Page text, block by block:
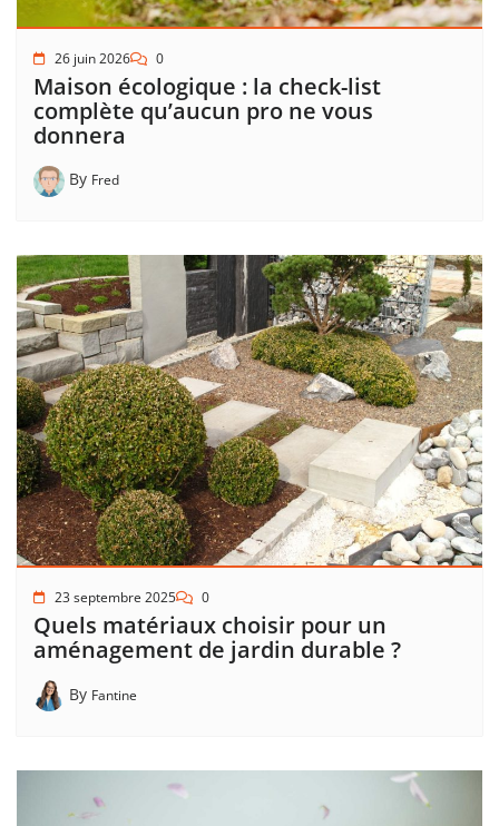
26 juin 2026 0
Maison écologique : la check-list
complète qu’aucun pro ne vous
donnera
By Fred
23 septembre 2025 0
Quels matériaux choisir pour un
aménagement de jardin durable ?
By Fantine